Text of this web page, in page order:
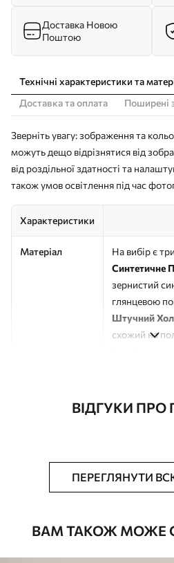
Доставка Новою
Поштою
Технічні характеристики та
Доставка та оплата
Поширені
Зверніть увагу: зображення та
можуть дещо відрізнятися від
від роздільної здатності та
також умов освітлення під час
Характеристики
Матеріал
На вибір є
Синтетичне
зернистий
глянцевою
Штучний
схожий на
Додатково Можна
ВІДГУКИ ПРО
ПЕРЕГЛЯНУТИ
ВАМ ТАКОЖ МОЖЕ